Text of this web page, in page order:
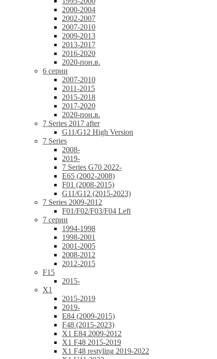
2000-2004
2002-2007
2007-2010
2009-2013
2013-2017
2016-2020
2020-пон.в.
6 серии
2007-2010
2011-2015
2015-2018
2017-2020
2020-пон.в.
7 Series 2017 after
G11/G12 High Version
7 Series
2008-
2019-
7 Series G70 2022-
E65 (2002-2008)
F01 (2008-2015)
G11/G12 (2015-2023)
7 Series 2009-2012
F01/F02/F03/F04 Left
7 серии
1994-1998
1998-2001
2001-2005
2008-2012
2012-2015
F15
2015-
X1
2015-2019
2019-
E84 (2009-2015)
F48 (2015-2023)
X1 E84 2009-2012
X1 F48 2015-2019
X1 F48 restyling 2019-2022